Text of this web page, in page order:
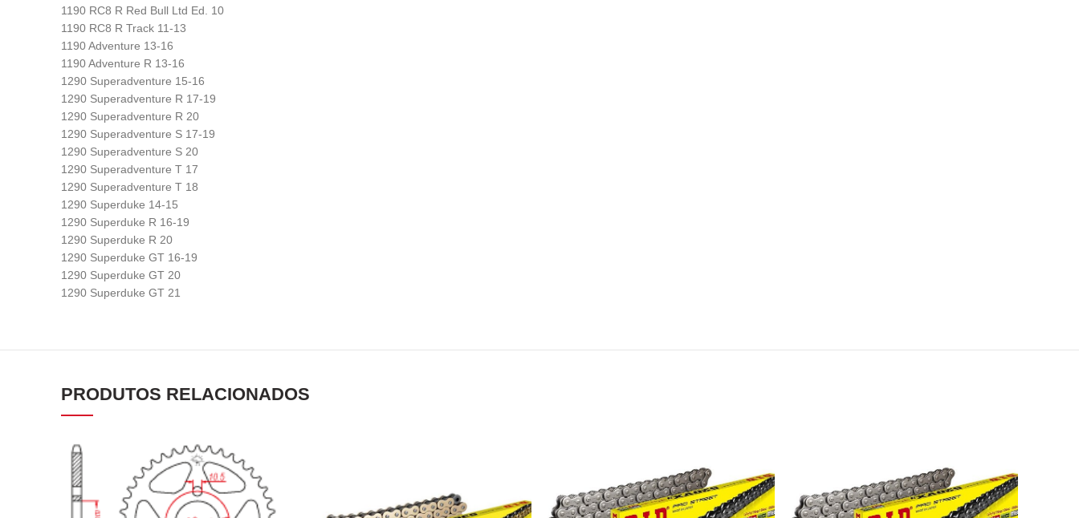
1190 RC8 R Red Bull Ltd Ed. 10
1190 RC8 R Track 11-13
1190 Adventure 13-16
1190 Adventure R 13-16
1290 Superadventure 15-16
1290 Superadventure R 17-19
1290 Superadventure R 20
1290 Superadventure S 17-19
1290 Superadventure S 20
1290 Superadventure T 17
1290 Superadventure T 18
1290 Superduke 14-15
1290 Superduke R 16-19
1290 Superduke R 20
1290 Superduke GT 16-19
1290 Superduke GT 20
1290 Superduke GT 21
PRODUTOS RELACIONADOS